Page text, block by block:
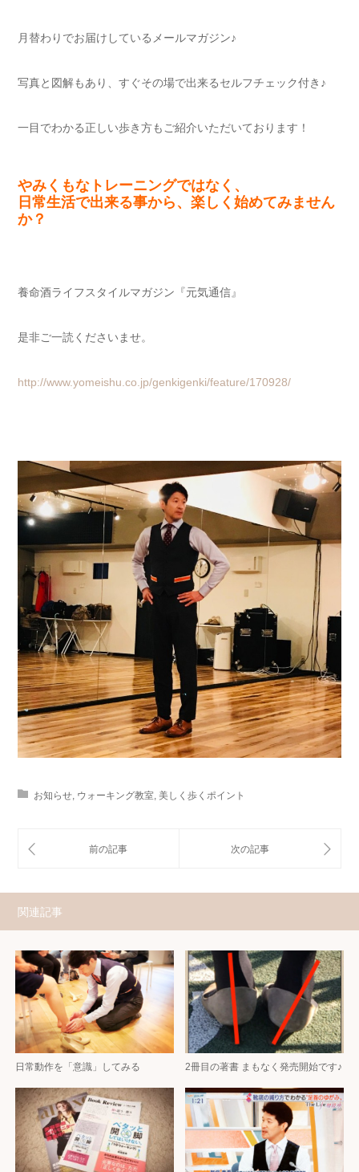
月替わりでお届けしているメールマガジン♪
写真と図解もあり、すぐその場で出来るセルフチェック付き♪
一目でわかる正しい歩き方もご紹介いただいております！
やみくもなトレーニングではなく、
日常生活で出来る事から、楽しく始めてみません
か？
養命酒ライフスタイルマガジン『元気通信』
是非ご一読くださいませ。
http://www.yomeishu.co.jp/genkigenki/feature/170928/
お知らせ, ウォーキング教室, 美しく歩くポイント
関連記事
日常動作を「意識」してみる 2冊目の著書 まもなく発売開始です♪